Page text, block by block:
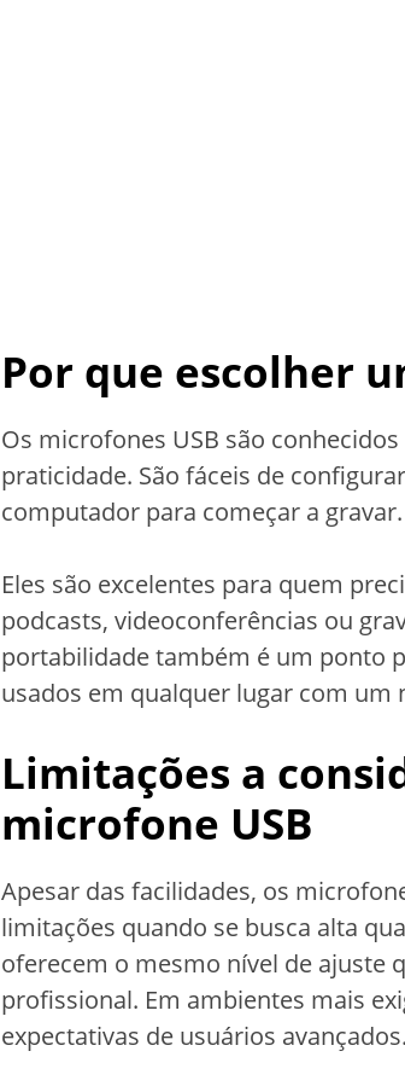
Por que escolher
Os microfones USB são
praticidade. São fáceis de
computador para começar a gravar.
Eles são excelentes para quem
podcasts, videoconferências ou
portabilidade também é um ponto
usados em qualquer lugar com um
Limitações a
microfone USB
Apesar das facilidades, os
limitações quando se busca alta
oferecem o mesmo nível de ajuste
profissional. Em ambientes mais
expectativas de usuários avançados.